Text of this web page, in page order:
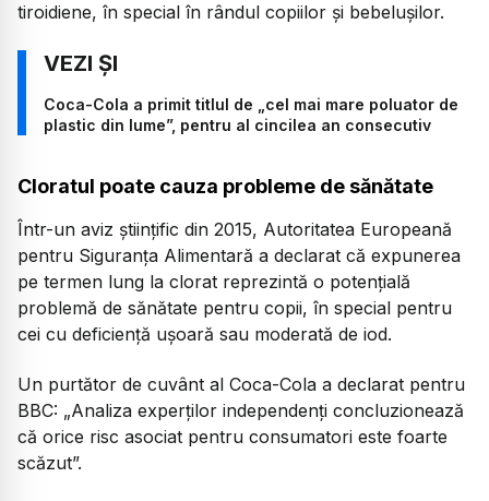
tiroidiene, în special în rândul copiilor și bebelușilor.
Coca-Cola a primit titlul de „cel mai mare poluator de
plastic din lume”, pentru al cincilea an consecutiv
Cloratul poate cauza probleme de sănătate
Într-un aviz științific din 2015, Autoritatea Europeană
pentru Siguranța Alimentară a declarat că expunerea
pe termen lung la clorat reprezintă o potențială
problemă de sănătate pentru copii, în special pentru
cei cu deficiență ușoară sau moderată de iod.
Un purtător de cuvânt al Coca-Cola a declarat pentru
BBC: „Analiza experților independenți concluzionează
că orice risc asociat pentru consumatori este foarte
scăzut”.